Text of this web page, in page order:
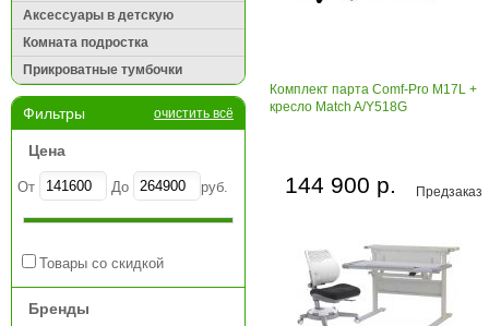
Аксессуары в детскую
Комната подростка
Прикроватные тумбочки
Фильтры очистить всё
Цена
От До руб.
Товары со скидкой
Бренды
Комплект парта Comf-Pro M17L +
кресло Match A/Y518G
Предзаказ
144 900 р.